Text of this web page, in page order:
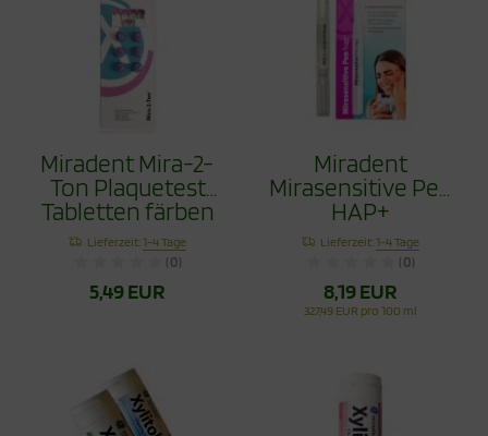
Miradent Mira-2-
Ton Plaquetest
Tabletten färben
Zahnbelege, 6
Stück
Lieferzeit:1-4 Tage
(0)
5,49 EUR
Miradent
Mirasensitive Pen
HAP+
Lieferzeit:1-4 Tage
(0)
8,19 EUR
327,49 EUR pro 100 ml